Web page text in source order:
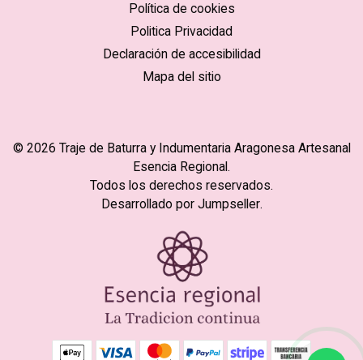
Política de cookies
Politica Privacidad
Declaración de accesibilidad
Mapa del sitio
© 2026 Traje de Baturra y Indumentaria Aragonesa Artesanal
Esencia Regional.
Todos los derechos reservados.
Desarrollado por Jumpseller.